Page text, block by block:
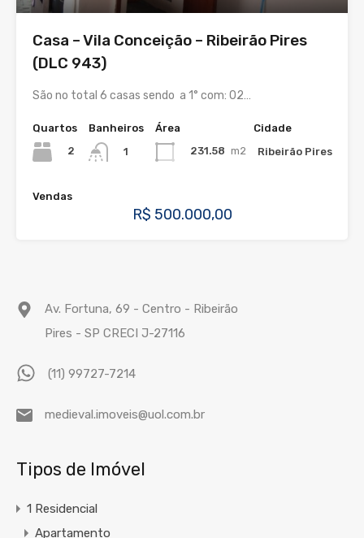
Casa – Vila Conceição – Ribeirão Pires
(DLC 943)
São no total 6 casas sendo a 1° com: 02…
Quartos
2
Banheiros
1
Área
231.58 m2
Cidade
Ribeirão Pires
Vendas
R$ 500.000,00
Av. Fortuna, 69 - Centro - Ribeirão
Pires - SP CRECI J-27116
(11) 99727-7214
medieval.imoveis@uol.com.br
Tipos de Imóvel
1 Residencial
Apartamento